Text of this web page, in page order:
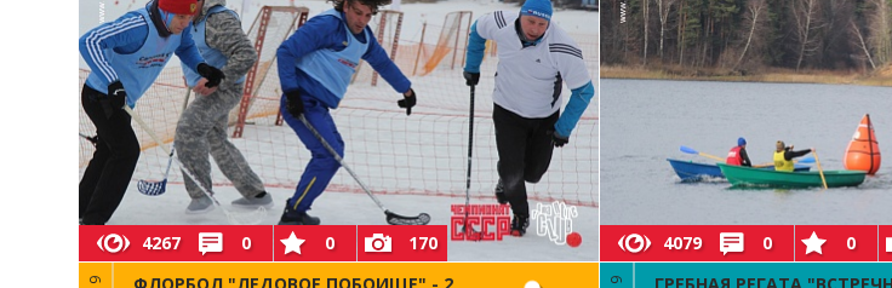
4267 0 0 170 4079 0 0